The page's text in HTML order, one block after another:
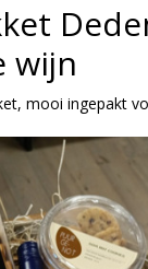
wijn
mooi ingepakt